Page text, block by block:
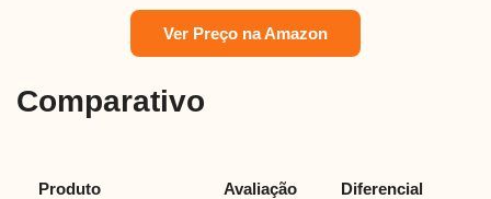
Ver Preço na Amazon
Comparativo
Produto Avaliação Diferencial